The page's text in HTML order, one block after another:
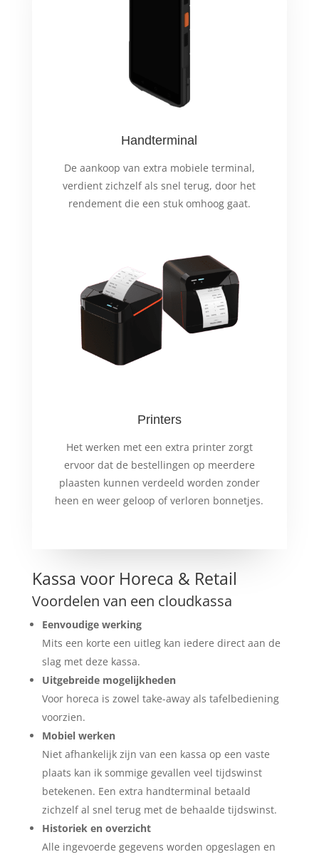
Handterminal
De aankoop van extra mobiele terminal,
verdient zichzelf als snel terug, door het
rendement die een stuk omhoog gaat.
Printers
Het werken met een extra printer zorgt
ervoor dat de bestellingen op meerdere
plaasten kunnen verdeeld worden zonder
heen en weer geloop of verloren bonnetjes.
Kassa voor Horeca & Retail
Voordelen van een cloudkassa
Eenvoudige werking
Mits een korte een uitleg kan iedere direct aan de
slag met deze kassa.
Uitgebreide mogelijkheden
Voor horeca is zowel take-away als tafelbediening
voorzien.
Mobiel werken
Niet afhankelijk zijn van een kassa op een vaste
plaats kan ik sommige gevallen veel tijdswinst
betekenen. Een extra handterminal betaald
zichzelf al snel terug met de behaalde tijdswinst.
Historiek en overzicht
Alle ingevoerde gegevens worden opgeslagen en